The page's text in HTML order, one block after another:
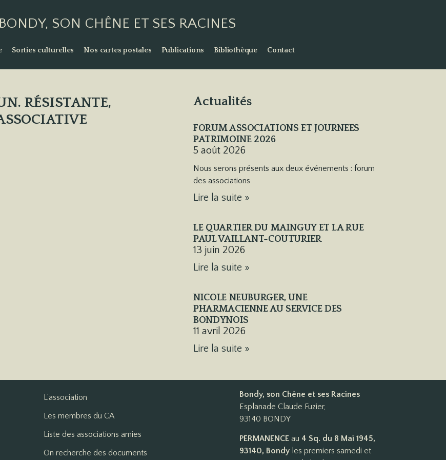
BONDY, SON CHÊNE ET SES RACINES
Sorties culturelles Nos cartes postales Publications Bibliothèque Contact
RÉSISTANTE,
Actualités
FORUM ASSOCIATIONS ET JOURNEES
PATRIMOINE 2026
5 août 2026
Nous serons présents aux deux événements : forum
des associations
Lire la suite »
LE QUARTIER DU MAINGUY ET LA RUE
PAUL VAILLANT-COUTURIER
13 juin 2026
Lire la suite »
NICOLE NEUBURGER, UNE
PHARMACIENNE AU SERVICE DES
BONDYNOIS
11 avril 2026
Lire la suite »
L’association
Les membres du CA
Liste des associations amies
On recherche des documents
Bondy, son Chêne et ses Racines
Esplanade Claude Fuzier,
93140 BONDY
PERMANENCEau 4 Sq. du 8 Mai 1945,
93140, Bondyles premiers samedi et